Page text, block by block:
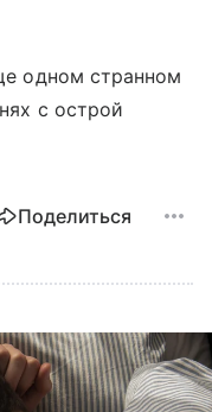
одном странном
с острой
Поделиться